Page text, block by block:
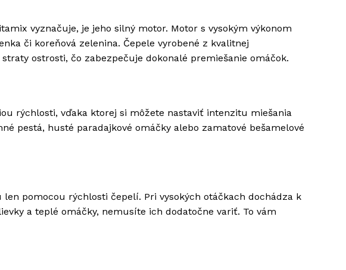
vyznačuje, je jeho silný motor. Motor s vysokým výkonom
či koreňová zelenina. Čepele vyrobené z kvalitnej
ostrosti, čo zabezpečuje dokonalé premiešanie omáčok.
rýchlosti, vďaka ktorej si môžete nastaviť intenzitu miešania
pestá, husté paradajkové omáčky alebo zamatové bešamelové
pomocou rýchlosti čepelí. Pri vysokých otáčkach dochádza k
a teplé omáčky, nemusíte ich dodatočne variť. To vám